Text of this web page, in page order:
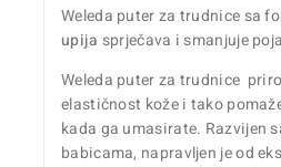
Weleda puter za trudnice sa
upija sprječava i smanjuje
Weleda puter za trudnice
elastičnost kože i tako
kada ga umasirate. Razvijen
babicama, napravljen je od